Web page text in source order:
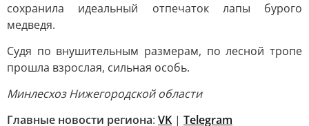
сохранила идеальный отпечаток лапы бурого
медведя.
Судя по внушительным размерам, по лесной тропе
прошла взрослая, сильная особь.
Минлесхоз Нижегородской области
Главные новости региона: VK | Telegram